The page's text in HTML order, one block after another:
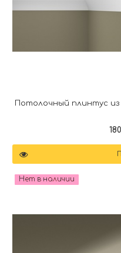
Потолочный плинтус из
Нет в наличии